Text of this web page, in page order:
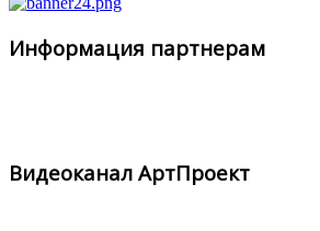
Информация партнерам
Видеоканал АртПроект